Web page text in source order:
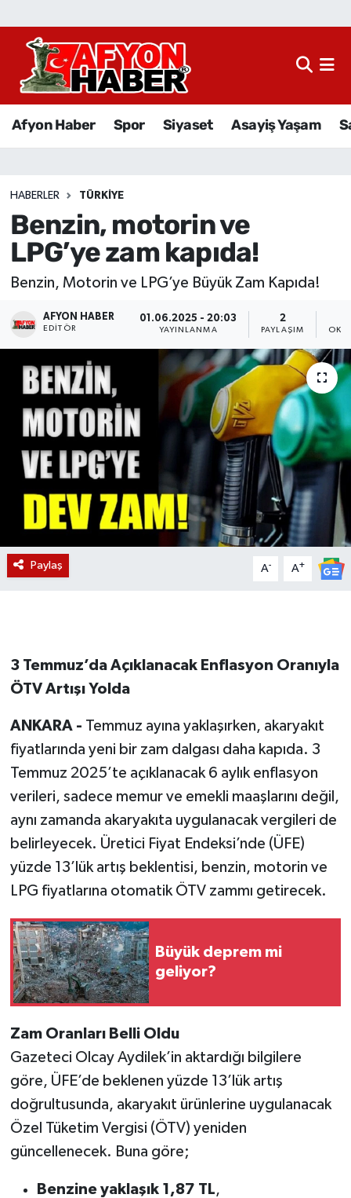
Afyon Haber Spor Siyaset Asayiş Yaşam
HABERLER TÜRKIYE
Benzin, motorin ve
LPG’ye zam kapıda!
Benzin, Motorin ve LPG’ye Büyük Zam Kapıda!
AFYON HABER
EDITÖR
01.06.2025 - 20:03
YAYINLANMA
2
PAYLAŞIM
Paylaş A- A+
3 Temmuz’da Açıklanacak Enflasyon Oranıyla
ÖTV Artışı Yolda
ANKARA - Temmuz ayına yaklaşırken, akaryakıt
fiyatlarında yeni bir zam dalgası daha kapıda. 3
Temmuz 2025’te açıklanacak 6 aylık enflasyon
verileri, sadece memur ve emekli maaşlarını değil,
aynı zamanda akaryakıta uygulanacak vergileri de
belirleyecek. Üretici Fiyat Endeksi’nde (ÜFE)
yüzde 13’lük artış beklentisi, benzin, motorin ve
LPG fiyatlarına otomatik ÖTV zammı getirecek.
Büyük deprem mi
geliyor?
Zam Oranları Belli Oldu
Gazeteci Olcay Aydilek’in aktardığı bilgilere
göre, ÜFE’de beklenen yüzde 13’lük artış
doğrultusunda, akaryakıt ürünlerine uygulanacak
Özel Tüketim Vergisi (ÖTV) yeniden
güncellenecek. Buna göre;
Benzine yaklaşık 1,87 TL,
Afyon Haber
Sağlık
Eğitim
Magazin
Etkinlikler